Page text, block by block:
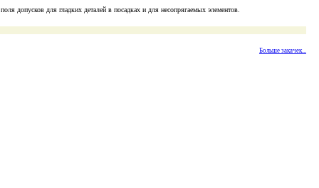
допусков для гладких деталей в посадках и для несопрягаемых элементов.
Больше закачек...